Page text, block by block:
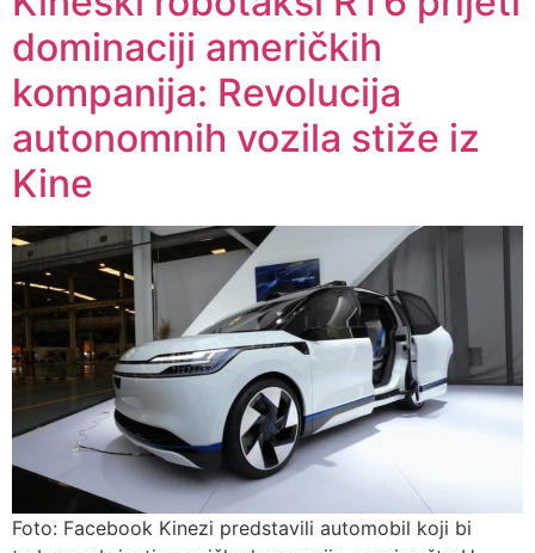
dominaciji američkih
kompanija: Revolucija
autonomnih vozila stiže iz
Kine
Foto: Facebook Kinezi predstavili automobil koji bi